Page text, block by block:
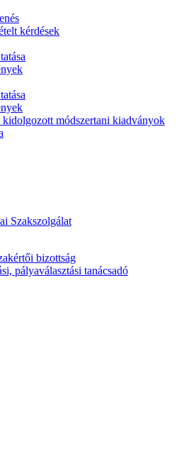
kérdések
kidolgozott módszertani kiadványok
bizottság
pályaválasztási tanácsadó